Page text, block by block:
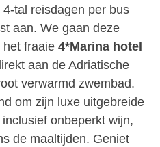
tal reisdagen per bus
aan. We gaan deze
het fraaie4*Marina hotel
aan de Adriatische
verwarmd zwembad.
om zijn luxe uitgebreide
onbeperkt wijn,
de maaltijden. Geniet